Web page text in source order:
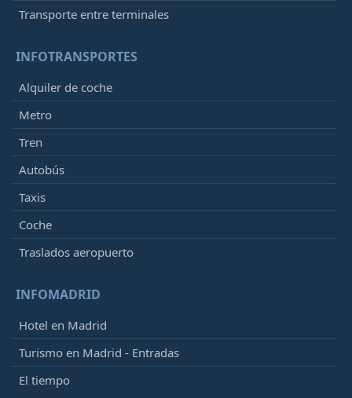
Transporte entre terminales
INFOTRANSPORTES
Alquiler de coche
Metro
Tren
Autobús
Taxis
Coche
Traslados aeropuerto
INFOMADRID
Hotel en Madrid
Turismo en Madrid - Entradas
El tiempo